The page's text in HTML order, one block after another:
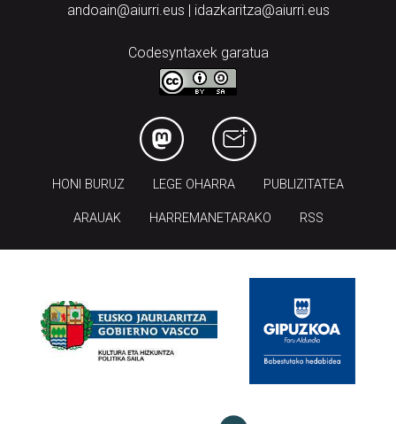
andoain@aiurri.eus | idazkaritza@aiurri.eus
Codesyntaxek garatua
HONI BURUZ LEGE OHARRA PUBLIZITATEA
ARAUAK HARREMANETARAKO RSS